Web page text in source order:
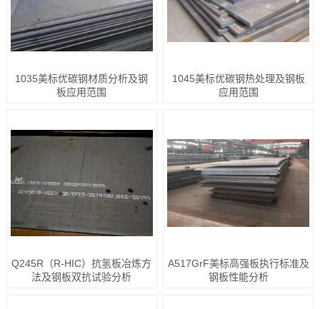
1035美标优碳钢材质分析及钢
板应用范围
1045美标优碳钢热处理及钢板
应用范围
Q245R（R-HIC）抗氢板冶炼方
法及钢板双抗试验分析
A517GrF美标高强板执行标准及
钢板性能分析